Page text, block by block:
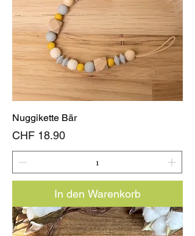
Nuggikette Bär
Preis
CHF 18.90
In den Warenkorb